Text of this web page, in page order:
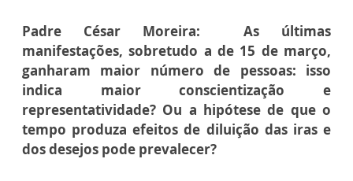
Padre César Moreira: As últimas
manifestações, sobretudo a de 15 de março,
ganharam maior número de pessoas: isso
indica maior conscientização e
representatividade? Ou a hipótese de que o
tempo produza efeitos de diluição das iras e
dos desejos pode prevalecer?